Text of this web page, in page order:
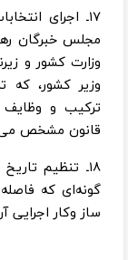
۱۷ـ اجرای
مجلس خبرگان
وزارت کشور و
وزیر کشور،
ترکیب و وظایف
قانون مشخص
۱۸ـ تنظیم
گونه‌ای که
ساز وکار